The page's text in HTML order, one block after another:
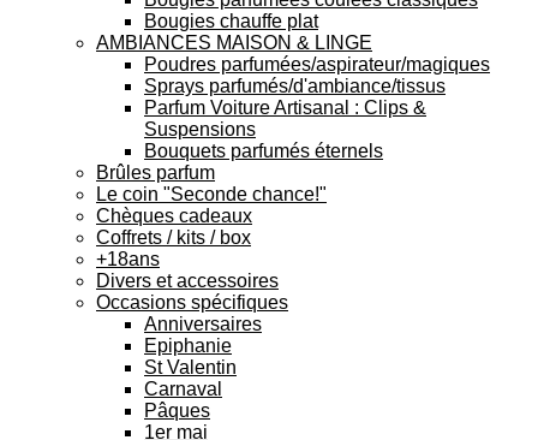
Bougies chauffe plat
AMBIANCES MAISON & LINGE
Poudres parfumées/aspirateur/magiques
Sprays parfumés/d'ambiance/tissus
Parfum Voiture Artisanal : Clips &
Suspensions
Bouquets parfumés éternels
Brûles parfum
Le coin "Seconde chance!"
Chèques cadeaux
Coffrets / kits / box
+18ans
Divers et accessoires
Occasions spécifiques
Anniversaires
Epiphanie
St Valentin
Carnaval
Pâques
1er mai